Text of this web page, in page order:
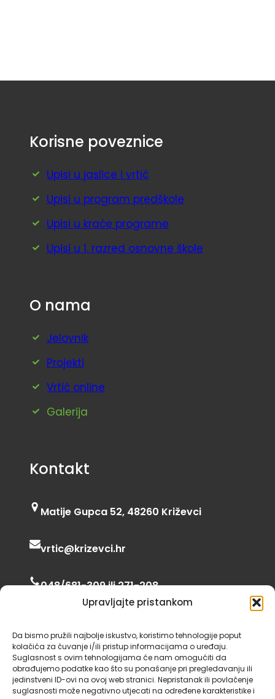
Upravljajte pristankom
Da bismo pružili najbolje iskustvo, koristimo tehnologije poput
kolačića za čuvanje i/ili pristup informacijama o uređaju.
Suglasnost s ovim tehnologijama će nam omogućiti da
obrađujemo podatke kao što su ponašanje pri pregledavanju ili
jedinstveni ID-ovi na ovoj web stranici. Nepristanak ili povlačenje
suglasnosti može negativno utjecati na određene karakteristike i
Korisne poveznice
Upisi u jaslice i vrtić
Upisi u program predškole
Upisi u kraće programe
Upisi u 1. razred osnovne škole
O nama
Jelovnik
Projekti
Vrtić online
Galerija
Kontakt
Matije Gupca 52, 48260 Križevci
vrtic@krizevci.hr
048/681-309 ili 271-208